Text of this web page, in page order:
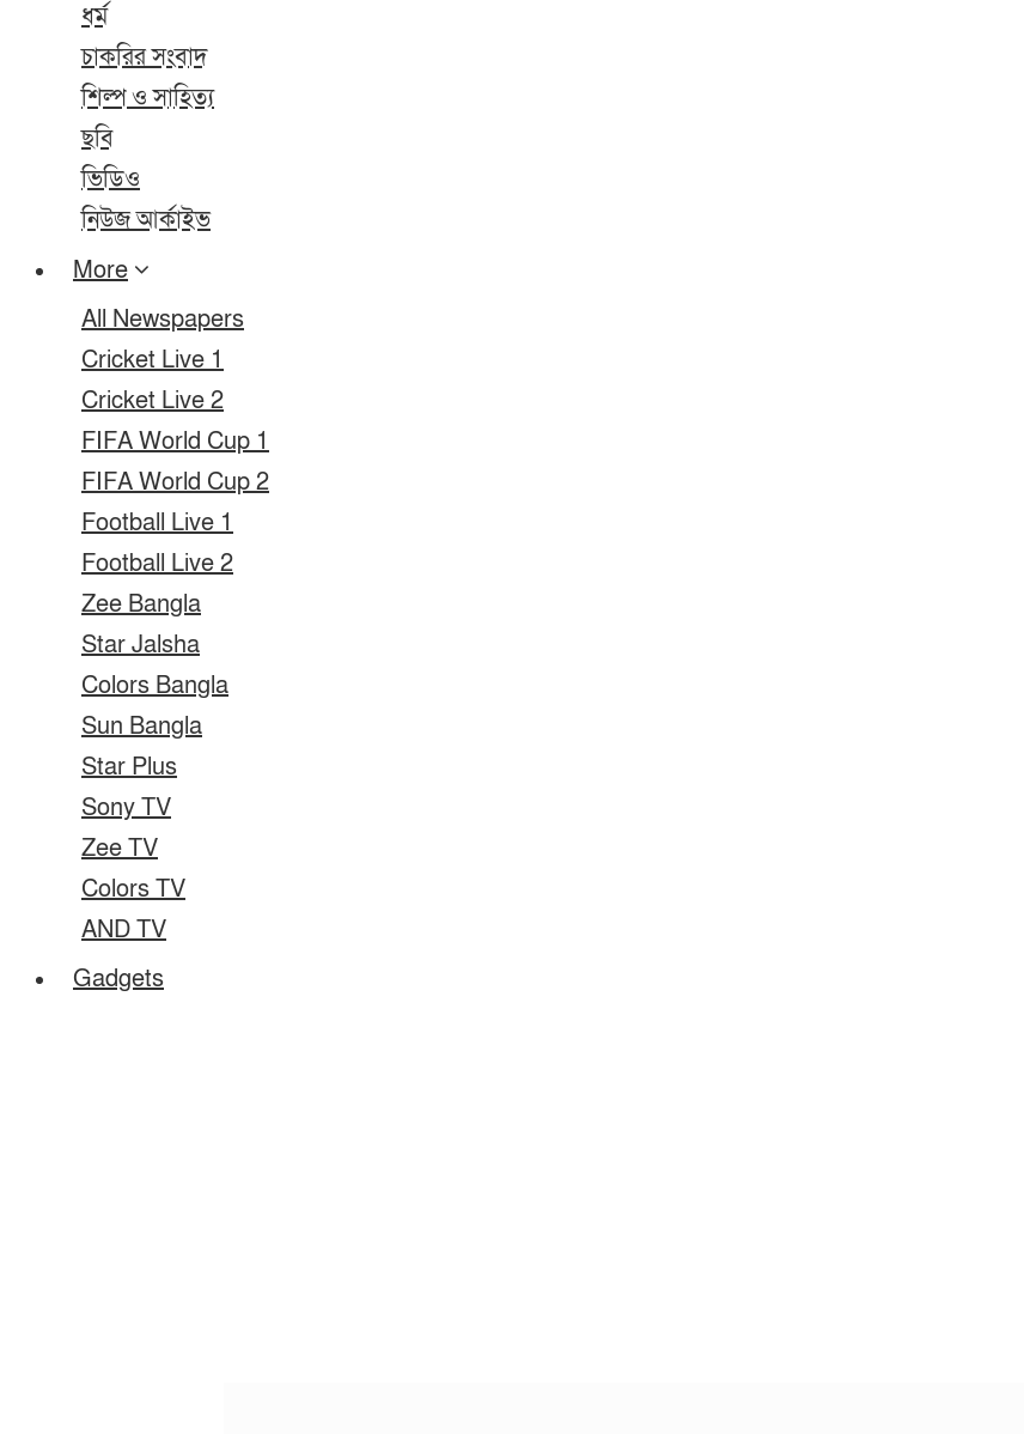
ধর্ম
চাকরির সংবাদ
শিল্প ও সাহিত্য
ছবি
ভিডিও
নিউজ আর্কাইভ
More
All Newspapers
Cricket Live 1
Cricket Live 2
FIFA World Cup 1
FIFA World Cup 2
Football Live 1
Football Live 2
Zee Bangla
Star Jalsha
Colors Bangla
Sun Bangla
Star Plus
Sony TV
Zee TV
Colors TV
AND TV
Gadgets